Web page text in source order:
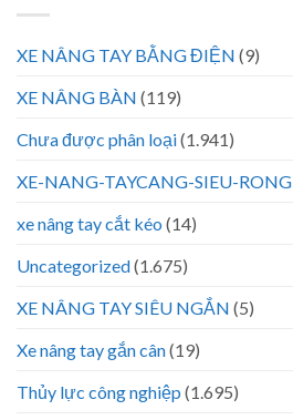
XE NÂNG TAY BẰNG ĐIỆN (9)
XE NÂNG BÀN (119)
Chưa được phân loại(1.941)
XE-NANG-TAYCANG-SIEU-RONG
xe nâng tay cắt kéo (14)
Uncategorized(1.675)
XE NÂNG TAY SIÊU NGẮN (5)
Xe nâng tay gắn cân(19)
Thủy lực công nghiệp (1.695)